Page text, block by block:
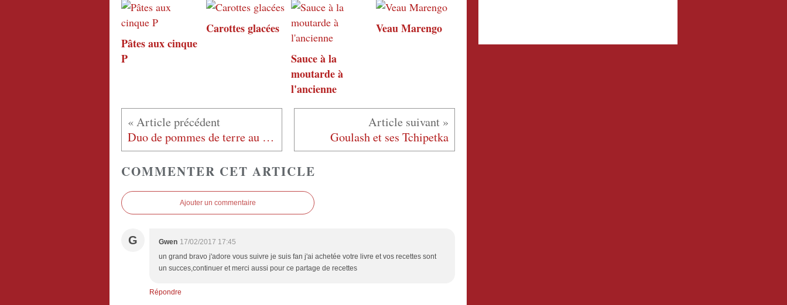
Pâtes aux cinque
P
Carottes glacées
Sauce à la
moutarde à
l'ancienne
Veau Marengo
Duo de pommes de terre au four Goulash et ses Tchipetka
COMMENTER CET ARTICLE
Ajouter un commentaire
G Gwen 17/02/2017 17:45
un grand bravo j'adore vous suivre je suis fan j'ai achetée votre livre et vos recettes sont
un succes,continuer et merci aussi pour ce partage de recettes
Répondre